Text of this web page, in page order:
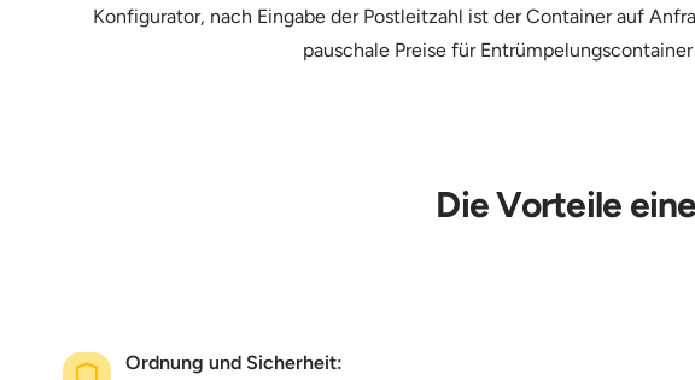
Konfigurator, nach Eingabe der Postleitzahl ist der Container auf
pauschale Preise für
Die Vorteile
Ordnung und Sicherheit: